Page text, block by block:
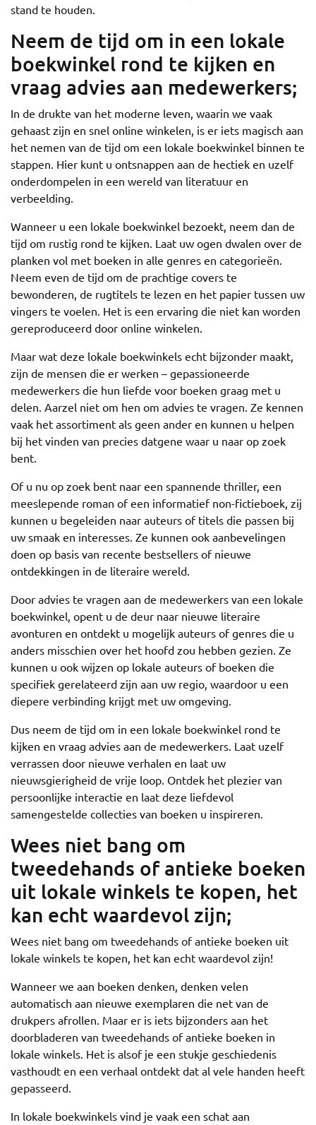
stand te houden.
Neem de tijd om in een lokale
boekwinkel rond te kijken en
vraag advies aan medewerkers;
In de drukte van het moderne leven, waarin we vaak
gehaast zijn en snel online winkelen, is er iets magisch aan
het nemen van de tijd om een lokale boekwinkel binnen te
stappen. Hier kunt u ontsnappen aan de hectiek en uzelf
onderdompelen in een wereld van literatuur en
verbeelding.
Wanneer u een lokale boekwinkel bezoekt, neem dan de
tijd om rustig rond te kijken. Laat uw ogen dwalen over de
planken vol met boeken in alle genres en categorieën.
Neem even de tijd om de prachtige covers te
bewonderen, de rugtitels te lezen en het papier tussen uw
vingers te voelen. Het is een ervaring die niet kan worden
gereproduceerd door online winkelen.
Maar wat deze lokale boekwinkels echt bijzonder maakt,
zijn de mensen die er werken – gepassioneerde
medewerkers die hun liefde voor boeken graag met u
delen. Aarzel niet om hen om advies te vragen. Ze kennen
vaak het assortiment als geen ander en kunnen u helpen
bij het vinden van precies datgene waar u naar op zoek
bent.
Of u nu op zoek bent naar een spannende thriller, een
meeslepende roman of een informatief non-fictieboek, zij
kunnen u begeleiden naar auteurs of titels die passen bij
uw smaak en interesses. Ze kunnen ook aanbevelingen
doen op basis van recente bestsellers of nieuwe
ontdekkingen in de literaire wereld.
Door advies te vragen aan de medewerkers van een lokale
boekwinkel, opent u de deur naar nieuwe literaire
avonturen en ontdekt u mogelijk auteurs of genres die u
anders misschien over het hoofd zou hebben gezien. Ze
kunnen u ook wijzen op lokale auteurs of boeken die
specifiek gerelateerd zijn aan uw regio, waardoor u een
diepere verbinding krijgt met uw omgeving.
Dus neem de tijd om in een lokale boekwinkel rond te
kijken en vraag advies aan de medewerkers. Laat uzelf
verrassen door nieuwe verhalen en laat uw
nieuwsgierigheid de vrije loop. Ontdek het plezier van
persoonlijke interactie en laat deze liefdevol
samengestelde collecties van boeken u inspireren.
Wees niet bang om
tweedehands of antieke boeken
uit lokale winkels te kopen, het
kan echt waardevol zijn;
Wees niet bang om tweedehands of antieke boeken uit
lokale winkels te kopen, het kan echt waardevol zijn!
Wanneer we aan boeken denken, denken velen
automatisch aan nieuwe exemplaren die net van de
drukpers afrollen. Maar er is iets bijzonders aan het
doorbladeren van tweedehands of antieke boeken in
lokale winkels. Het is alsof je een stukje geschiedenis
vasthoudt en een verhaal ontdekt dat al vele handen heeft
gepasseerd.
In lokale boekwinkels vind je vaak een schat aan